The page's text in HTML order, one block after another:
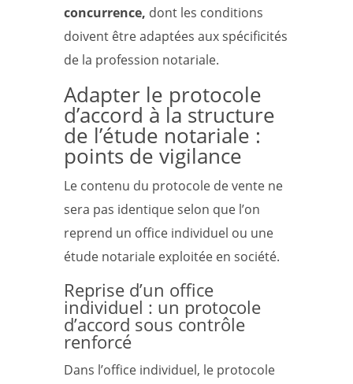
concurrence, dont les conditions
doivent être adaptées aux spécificités
de la profession notariale.
Adapter le protocole
d’accord à la structure
de l’étude notariale :
points de vigilance
Le contenu du protocole de vente ne
sera pas identique selon que l’on
reprend un office individuel ou une
étude notariale exploitée en société.
Reprise d’un office
individuel : un protocole
d’accord sous contrôle
renforcé
Dans l’office individuel, le protocole